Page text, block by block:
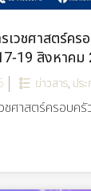
เวชศาสตร์ค
19 สิงหาคม
ข่าวสาร, ปร
วชศาสตร์ครอบค